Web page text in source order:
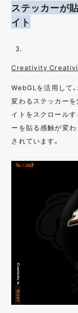
ステッカーが
イト
Creativity
WebGLを活用して
変わるステッカー
イトをスクロール
ーを貼る感触が変
されています。